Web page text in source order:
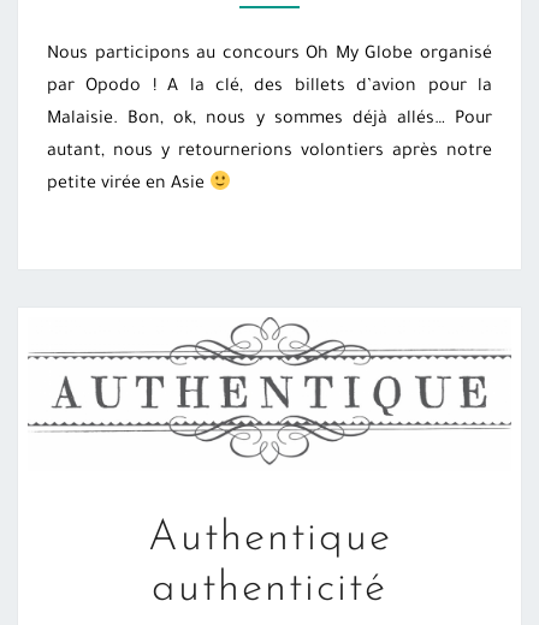
Nous participons au concours Oh My Globe organisé
par Opodo ! A la clé, des billets d’avion pour la
Malaisie. Bon, ok, nous y sommes déjà allés… Pour
autant, nous y retournerions volontiers après notre
petite virée en Asie
AUTHENTICITÉ
Authentique
authenticité